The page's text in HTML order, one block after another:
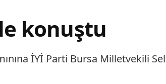
konuştu
İYİ Parti Bursa Milletvekili